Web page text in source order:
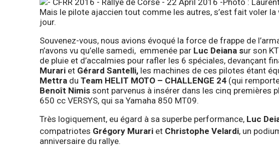
Mais le pilote ajaccien tout comme les autres, s’est fait voler
jour.
Souvenez-vous, nous avions évoqué la force de frappe de
n’avons vu qu’elle samedi, emmenée par Luc Deiana sur son
de pluie et d’accalmies pour rafler les 6 spéciales, devançant
Murari et Gérard Santelli, les machines de ces pilotes étant
Mettra du Team HELIT MOTO – CHALLENGE 24 (qui
Benoît Nimis sont parvenus à insérer dans les cinq premières
650 cc VERSYS, qui sa Yamaha 850 MT09.
Très logiquement, eu égard à sa superbe performance, Luc
compatriotes Grégory Murari et Christophe Velardi, un
anniversaire du rallye.